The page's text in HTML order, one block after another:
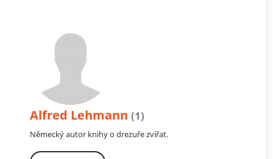
Alfred Lehmann (1)
Německý autor knihy o drezuře zvířat.